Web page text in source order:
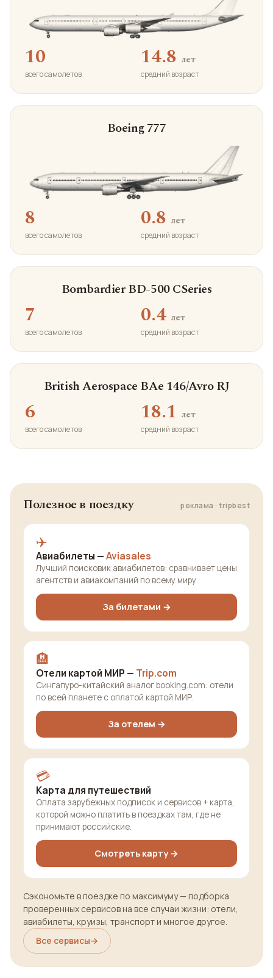
10
всего самолетов
14.8 лет
средний возраст
Boeing 777
8
всего самолетов
0.8 лет
средний возраст
Bombardier BD-500 CSeries
7
всего самолетов
0.4 лет
средний возраст
British Aerospace BAe 146/Avro RJ
6
всего самолетов
18.1 лет
средний возраст
Полезное в поездку реклама · tripbest
✈️
Авиабилеты —Aviasales
Лучший поисковик авиабилетов: сравнивает цены
агентств и авиакомпаний по всему миру.
За билетами →
🏨
Отели картой МИР — Trip.com
Сингапуро-китайский аналог booking.com: отели
по всей планете с оплатой картой МИР.
За отелем →
💳
Карта для путешествий
Оплата зарубежных подписок и сервисов + карта,
которой можно платить в поездках там, где не
принимают российские.
Смотреть карту →
Сэкономьте в поездке по максимуму — подборка
проверенных сервисов на все случаи жизни: отели,
авиабилеты, круизы, транспорт и многое другое.
Все сервисы→